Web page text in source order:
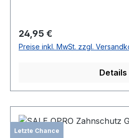
Regulärer Preis:
24,95 €
Preise inkl. MwSt. zzgl.
Details
Letzte Chance